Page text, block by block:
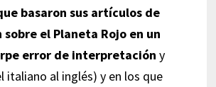
basaron sus artículos de
el Planeta Rojo en un
error de interpretación y
italiano al inglés) y en los que